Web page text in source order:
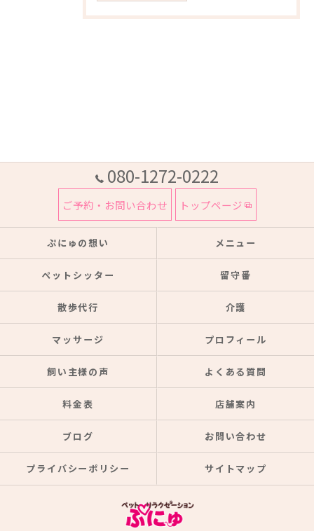
080-1272-0222
ご予約・お問い合わせ トップページ
ぷにゅの想い メニュー
ペットシッター 留守番
散歩代行 介護
マッサージ プロフィール
飼い主様の声 よくある質問
料金表 店舗案内
ブログ お問い合わせ
プライバシーポリシー サイトマップ